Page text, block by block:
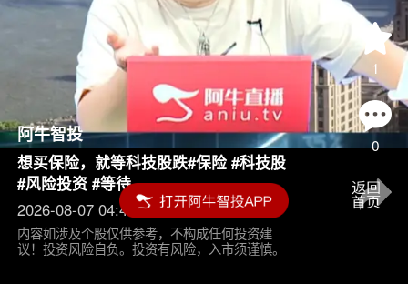
1
0
阿牛智投
想买保险，就等科技股跌#保险 #科技股
#风险投资 #等待
2026-08-07 04:45
内容如涉及个股仅供参考，不构成任何投资建
议！投资风险自负。投资有风险，入市须谨慎。